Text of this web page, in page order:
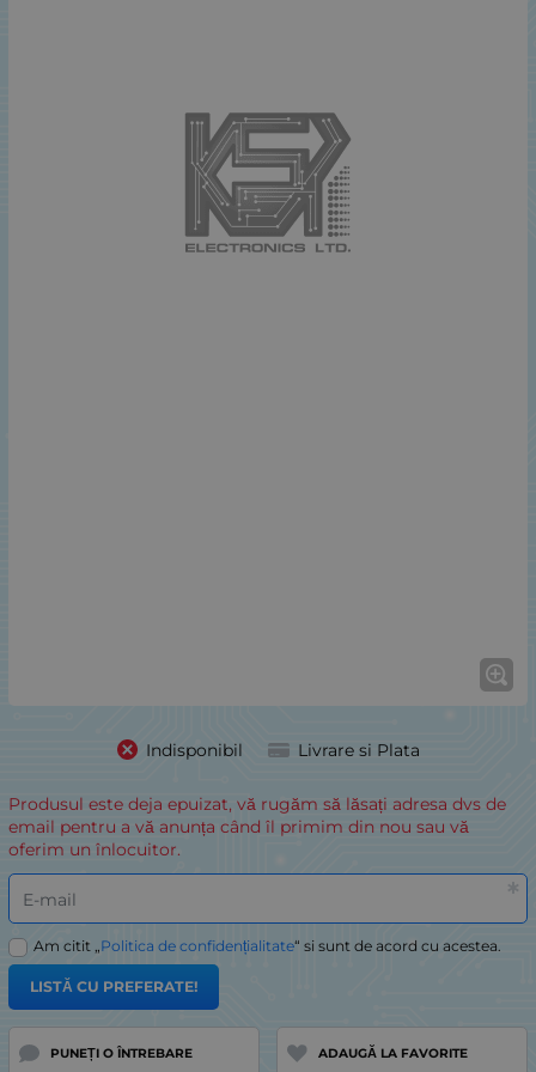
Indisponibil Livrare si Plata
Produsul este deja epuizat, vă rugăm să lăsați adresa dvs de
email pentru a vă anunța când îl primim din nou sau vă
oferim un înlocuitor.
E-mail
Am citit „ Politica de confidențialitate“ si sunt de acord cu acestea.
LISTĂ CU PREFERATE!
PUNEȚI O ÎNTREBARE ADAUGĂ LA FAVORITE